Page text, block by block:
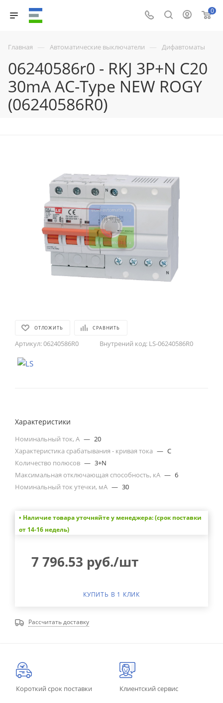
0
Главная — Автоматические выключатели — Дифавтоматы
06240586r0 - RKJ 3P+N C20
30mA AC-Type NEW ROGY
(06240586R0)
ОТЛОЖИТЬ СРАВНИТЬ
Артикул:06240586R0 Внутрений код: LS-06240586R0
Характеристики
Номинальный ток, А — 20
Характеристика срабатывания - кривая тока — C
Количество полюсов — 3+N
Максимальная отключающая способность, кА — 6
Номинальный ток утечки, мА — 30
• Наличие товара уточняйте у менеджера: (срок поставки
от 14-16 недель)
7 796.53 руб./шт
КУПИТЬ В 1 КЛИК
Рассчитать доставку
Короткий срок поставки Клиентский сервис